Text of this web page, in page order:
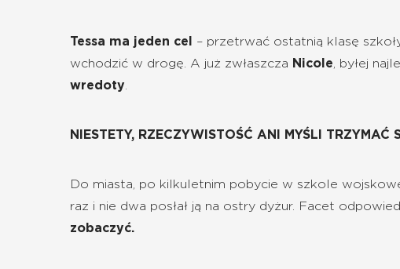
Tessa ma jeden cel
– przetrwać ostatnią klasę
wchodzić w drogę. A już zwłaszcza Nicole , byłej
wredoty
NIESTETY, RZECZYWISTOŚĆ ANI MYŚLI TRZYMAĆ
Do miasta, po kilkuletnim pobycie w szkole
raz i nie dwa posłał ją na ostry dyżur. Facet
zobaczyć.